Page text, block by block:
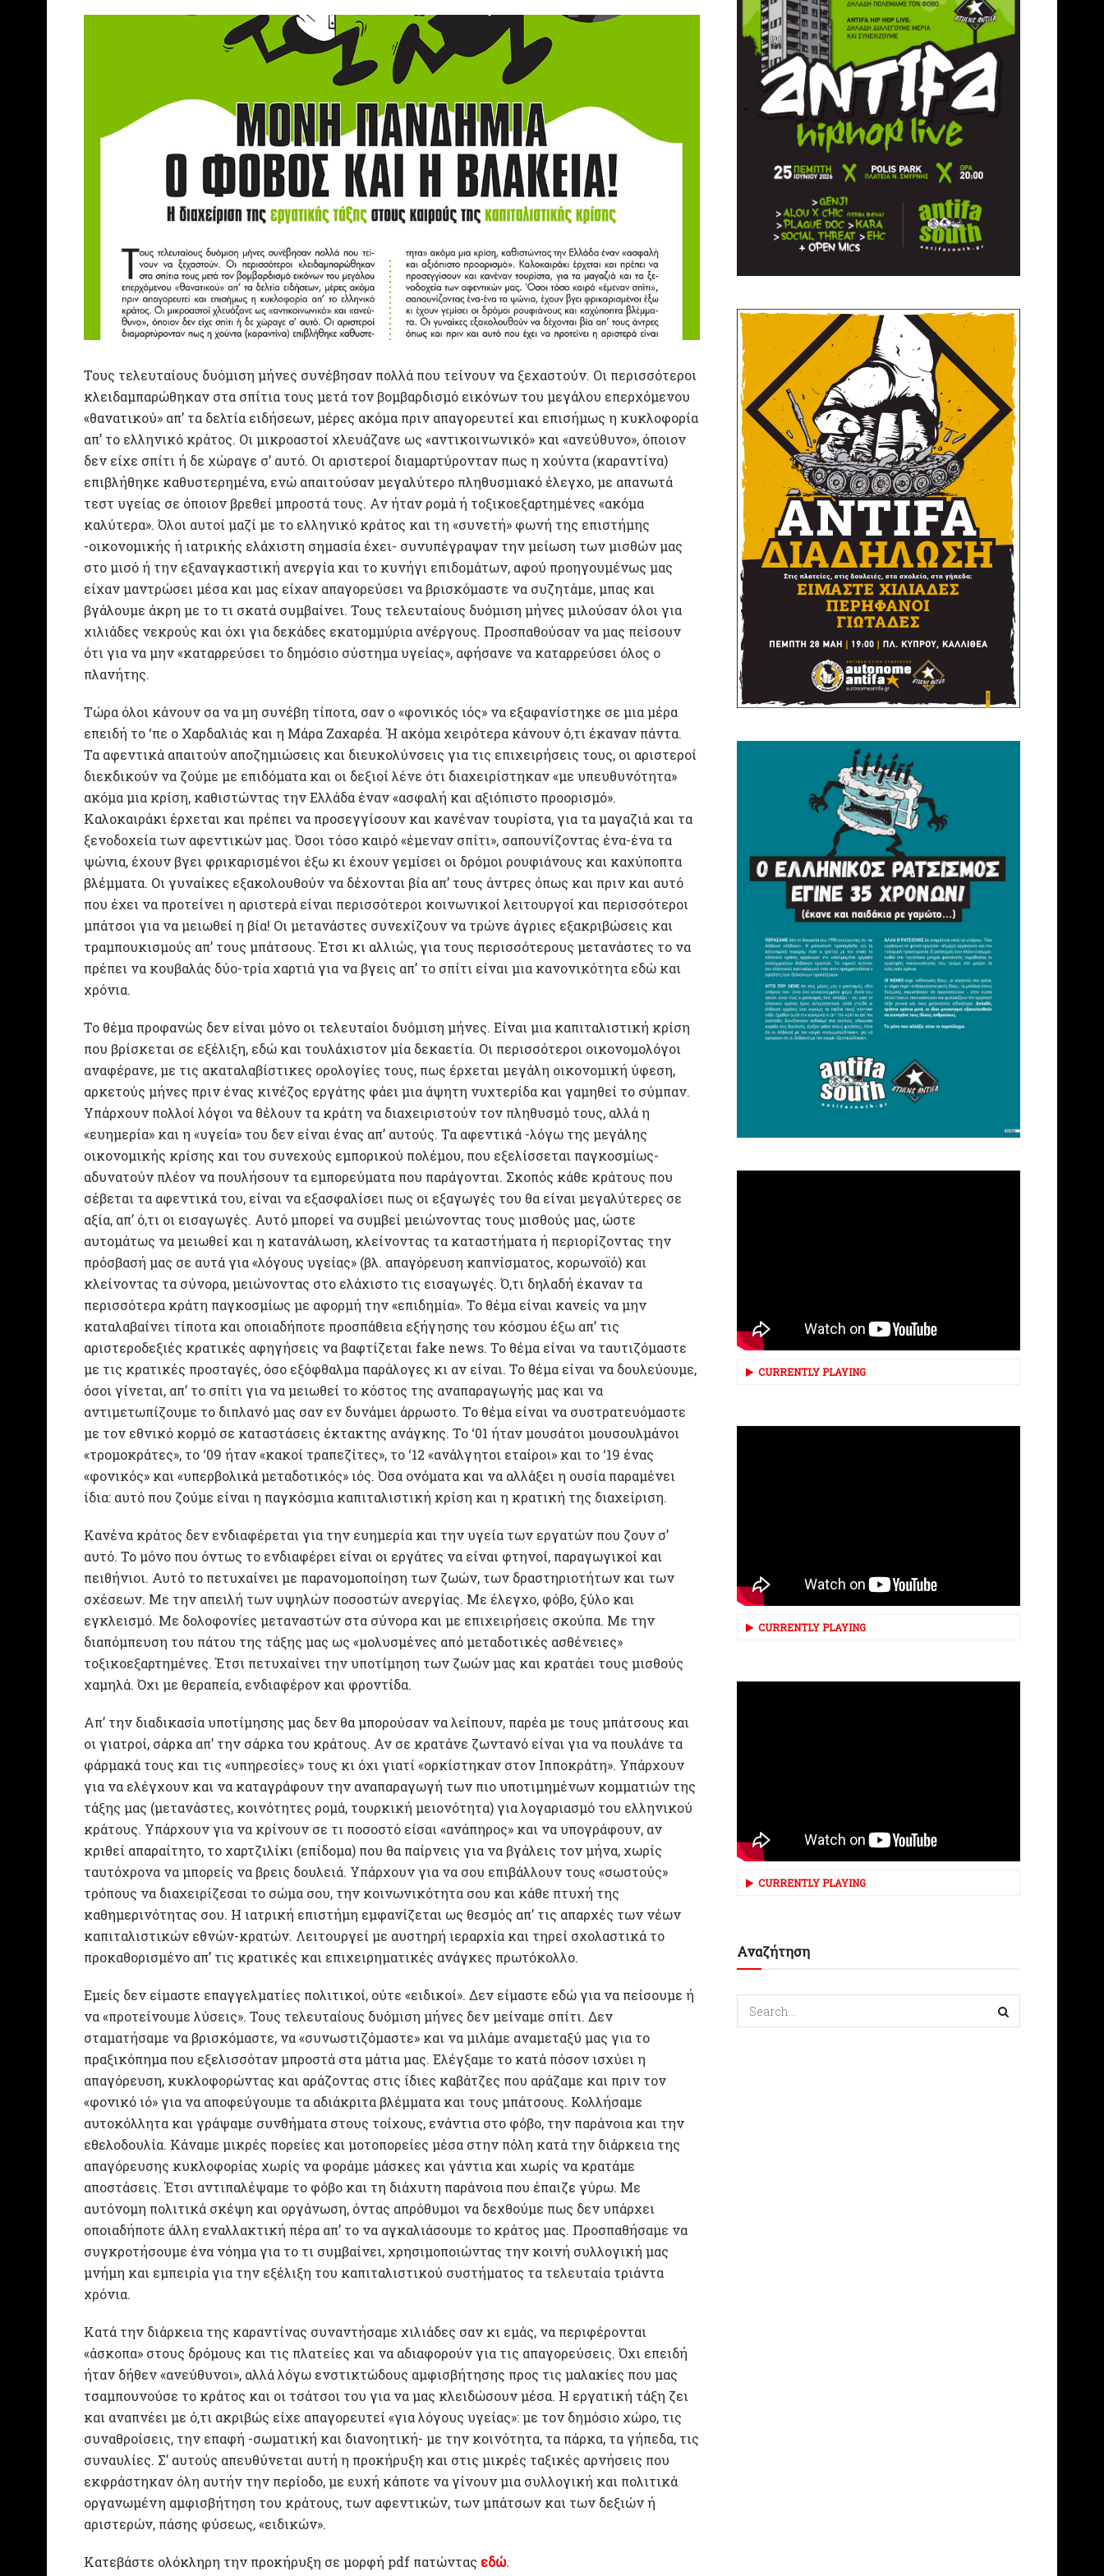
Τους τελευταίους δυόμιση μήνες συνέβησαν πολλά που τείνουν να ξεχαστούν. Οι περισσότεροι
κλειδαμπαρώθηκαν στα σπίτια τους μετά τον βομβαρδισμό εικόνων του μεγάλου επερχόμενου
«θανατικού» απ’ τα δελτία ειδήσεων, μέρες ακόμα πριν απαγορευτεί και επισήμως η κυκλοφορία
απ’ το ελληνικό κράτος. Οι μικροαστοί χλευάζανε ως «αντικοινωνικό» και «ανεύθυνο», όποιον
δεν είχε σπίτι ή δε χώραγε σ’ αυτό. Οι αριστεροί διαμαρτύρονταν πως η χούντα (καραντίνα)
επιβλήθηκε καθυστερημένα, ενώ απαιτούσαν μεγαλύτερο πληθυσμιακό έλεγχο, με απανωτά
τεστ υγείας σε όποιον βρεθεί μπροστά τους. Αν ήταν ρομά ή τοξικοεξαρτημένες «ακόμα
καλύτερα». Όλοι αυτοί μαζί με το ελληνικό κράτος και τη «συνετή» φωνή της επιστήμης
-οικονομικής ή ιατρικής ελάχιστη σημασία έχει- συνυπέγραψαν την μείωση των μισθών μας
στο μισό ή την εξαναγκαστική ανεργία και το κυνήγι επιδομάτων, αφού προηγουμένως μας
είχαν μαντρώσει μέσα και μας είχαν απαγορεύσει να βρισκόμαστε να συζητάμε, μπας και
βγάλουμε άκρη με το τι σκατά συμβαίνει. Τους τελευταίους δυόμιση μήνες μιλούσαν όλοι για
χιλιάδες νεκρούς και όχι για δεκάδες εκατομμύρια ανέργους. Προσπαθούσαν να μας πείσουν
ότι για να μην «καταρρεύσει το δημόσιο σύστημα υγείας», αφήσανε να καταρρεύσει όλος ο
πλανήτης.
Τώρα όλοι κάνουν σα να μη συνέβη τίποτα, σαν ο «φονικός ιός» να εξαφανίστηκε σε μια μέρα
επειδή το ‘πε ο Χαρδαλιάς και η Μάρα Ζαχαρέα. Ή ακόμα χειρότερα κάνουν ό,τι έκαναν πάντα.
Τα αφεντικά απαιτούν αποζημιώσεις και διευκολύνσεις για τις επιχειρήσεις τους, οι αριστεροί
διεκδικούν να ζούμε με επιδόματα και οι δεξιοί λένε ότι διαχειρίστηκαν «με υπευθυνότητα»
ακόμα μια κρίση, καθιστώντας την Ελλάδα έναν «ασφαλή και αξιόπιστο προορισμό».
Καλοκαιράκι έρχεται και πρέπει να προσεγγίσουν και κανέναν τουρίστα, για τα μαγαζιά και τα
ξενοδοχεία των αφεντικών μας. Όσοι τόσο καιρό «έμεναν σπίτι», σαπουνίζοντας ένα-ένα τα
ψώνια, έχουν βγει φρικαρισμένοι έξω κι έχουν γεμίσει οι δρόμοι ρουφιάνους και καχύποπτα
βλέμματα. Οι γυναίκες εξακολουθούν να δέχονται βία απ’ τους άντρες όπως και πριν και αυτό
που έχει να προτείνει η αριστερά είναι περισσότεροι κοινωνικοί λειτουργοί και περισσότεροι
μπάτσοι για να μειωθεί η βία! Οι μετανάστες συνεχίζουν να τρώνε άγριες εξακριβώσεις και
τραμπουκισμούς απ’ τους μπάτσους. Έτσι κι αλλιώς, για τους περισσότερους μετανάστες το να
πρέπει να κουβαλάς δύο-τρία χαρτιά για να βγεις απ’ το σπίτι είναι μια κανονικότητα εδώ και
χρόνια.
Το θέμα προφανώς δεν είναι μόνο οι τελευταίοι δυόμιση μήνες. Είναι μια καπιταλιστική κρίση
που βρίσκεται σε εξέλιξη, εδώ και τουλάχιστον μία δεκαετία. Οι περισσότεροι οικονομολόγοι
αναφέρανε, με τις ακαταλαβίστικες ορολογίες τους, πως έρχεται μεγάλη οικονομική ύφεση,
αρκετούς μήνες πριν ένας κινέζος εργάτης φάει μια άψητη νυχτερίδα και γαμηθεί το σύμπαν.
Υπάρχουν πολλοί λόγοι να θέλουν τα κράτη να διαχειριστούν τον πληθυσμό τους, αλλά η
«ευημερία» και η «υγεία» του δεν είναι ένας απ’ αυτούς. Τα αφεντικά -λόγω της μεγάλης
οικονομικής κρίσης και του συνεχούς εμπορικού πολέμου, που εξελίσσεται παγκοσμίως-
αδυνατούν πλέον να πουλήσουν τα εμπορεύματα που παράγονται. Σκοπός κάθε κράτους που
σέβεται τα αφεντικά του, είναι να εξασφαλίσει πως οι εξαγωγές του θα είναι μεγαλύτερες σε
αξία, απ’ ό,τι οι εισαγωγές. Αυτό μπορεί να συμβεί μειώνοντας τους μισθούς μας, ώστε
αυτομάτως να μειωθεί και η κατανάλωση, κλείνοντας τα καταστήματα ή περιορίζοντας την
πρόσβασή μας σε αυτά για «λόγους υγείας» (βλ. απαγόρευση καπνίσματος, κορωνοϊό) και
κλείνοντας τα σύνορα, μειώνοντας στο ελάχιστο τις εισαγωγές. Ό,τι δηλαδή έκαναν τα
περισσότερα κράτη παγκοσμίως με αφορμή την «επιδημία». Το θέμα είναι κανείς να μην
καταλαβαίνει τίποτα και οποιαδήποτε προσπάθεια εξήγησης του κόσμου έξω απ’ τις
αριστεροδεξιές κρατικές αφηγήσεις να βαφτίζεται fake news. Το θέμα είναι να ταυτιζόμαστε
με τις κρατικές προσταγές, όσο εξόφθαλμα παράλογες κι αν είναι. Το θέμα είναι να δουλεύουμε,
όσοι γίνεται, απ’ το σπίτι για να μειωθεί το κόστος της αναπαραγωγής μας και να
αντιμετωπίζουμε το διπλανό μας σαν εν δυνάμει άρρωστο. Το θέμα είναι να συστρατευόμαστε
με τον εθνικό κορμό σε καταστάσεις έκτακτης ανάγκης. Το ‘01 ήταν μουσάτοι μουσουλμάνοι
«τρομοκράτες», το ‘09 ήταν «κακοί τραπεζίτες», το ‘12 «ανάλγητοι εταίροι» και το ‘19 ένας
«φονικός» και «υπερβολικά μεταδοτικός» ιός. Όσα ονόματα και να αλλάξει η ουσία παραμένει
ίδια: αυτό που ζούμε είναι η παγκόσμια καπιταλιστική κρίση και η κρατική της διαχείριση.
Κανένα κράτος δεν ενδιαφέρεται για την ευημερία και την υγεία των εργατών που ζουν σ’
αυτό. Το μόνο που όντως το ενδιαφέρει είναι οι εργάτες να είναι φτηνοί, παραγωγικοί και
πειθήνιοι. Αυτό το πετυχαίνει με παρανομοποίηση των ζωών, των δραστηριοτήτων και των
σχέσεων. Με την απειλή των υψηλών ποσοστών ανεργίας. Με έλεγχο, φόβο, ξύλο και
εγκλεισμό. Με δολοφονίες μεταναστών στα σύνορα και με επιχειρήσεις σκούπα. Με την
διαπόμπευση του πάτου της τάξης μας ως «μολυσμένες από μεταδοτικές ασθένειες»
τοξικοεξαρτημένες. Έτσι πετυχαίνει την υποτίμηση των ζωών μας και κρατάει τους μισθούς
χαμηλά. Όχι με θεραπεία, ενδιαφέρον και φροντίδα.
Απ’ την διαδικασία υποτίμησης μας δεν θα μπορούσαν να λείπουν, παρέα με τους μπάτσους και
οι γιατροί, σάρκα απ’ την σάρκα του κράτους. Αν σε κρατάνε ζωντανό είναι για να πουλάνε τα
φάρμακά τους και τις «υπηρεσίες» τους κι όχι γιατί «ορκίστηκαν στον Ιπποκράτη». Υπάρχουν
για να ελέγχουν και να καταγράφουν την αναπαραγωγή των πιο υποτιμημένων κομματιών της
τάξης μας (μετανάστες, κοινότητες ρομά, τουρκική μειονότητα) για λογαριασμό του ελληνικού
κράτους. Υπάρχουν για να κρίνουν σε τι ποσοστό είσαι «ανάπηρος» και να υπογράφουν, αν
κριθεί απαραίτητο, το χαρτζιλίκι (επίδομα) που θα παίρνεις για να βγάλεις τον μήνα, χωρίς
ταυτόχρονα να μπορείς να βρεις δουλειά. Υπάρχουν για να σου επιβάλλουν τους «σωστούς»
τρόπους να διαχειρίζεσαι το σώμα σου, την κοινωνικότητα σου και κάθε πτυχή της
καθημερινότητας σου. Η ιατρική επιστήμη εμφανίζεται ως θεσμός απ’ τις απαρχές των νέων
καπιταλιστικών εθνών-κρατών. Λειτουργεί με αυστηρή ιεραρχία και τηρεί σχολαστικά το
προκαθορισμένο απ’ τις κρατικές και επιχειρηματικές ανάγκες πρωτόκολλο.
Εμείς δεν είμαστε επαγγελματίες πολιτικοί, ούτε «ειδικοί». Δεν είμαστε εδώ για να πείσουμε ή
να «προτείνουμε λύσεις». Τους τελευταίους δυόμιση μήνες δεν μείναμε σπίτι. Δεν
σταματήσαμε να βρισκόμαστε, να «συνωστιζόμαστε» και να μιλάμε αναμεταξύ μας για το
πραξικόπημα που εξελισσόταν μπροστά στα μάτια μας. Ελέγξαμε το κατά πόσον ισχύει η
απαγόρευση, κυκλοφορώντας και αράζοντας στις ίδιες καβάτζες που αράζαμε και πριν τον
«φονικό ιό» για να αποφεύγουμε τα αδιάκριτα βλέμματα και τους μπάτσους. Κολλήσαμε
αυτοκόλλητα και γράψαμε συνθήματα στους τοίχους, ενάντια στο φόβο, την παράνοια και την
εθελοδουλία. Κάναμε μικρές πορείες και μοτοπορείες μέσα στην πόλη κατά την διάρκεια της
απαγόρευσης κυκλοφορίας χωρίς να φοράμε μάσκες και γάντια και χωρίς να κρατάμε
αποστάσεις. Έτσι αντιπαλέψαμε το φόβο και τη διάχυτη παράνοια που έπαιζε γύρω. Με
αυτόνομη πολιτικά σκέψη και οργάνωση, όντας απρόθυμοι να δεχθούμε πως δεν υπάρχει
οποιαδήποτε άλλη εναλλακτική πέρα απ’ το να αγκαλιάσουμε το κράτος μας. Προσπαθήσαμε να
συγκροτήσουμε ένα νόημα για το τι συμβαίνει, χρησιμοποιώντας την κοινή συλλογική μας
μνήμη και εμπειρία για την εξέλιξη του καπιταλιστικού συστήματος τα τελευταία τριάντα
χρόνια.
Κατά την διάρκεια της καραντίνας συναντήσαμε χιλιάδες σαν κι εμάς, να περιφέρονται
«άσκοπα» στους δρόμους και τις πλατείες και να αδιαφορούν για τις απαγορεύσεις. Όχι επειδή
ήταν δήθεν «ανεύθυνοι», αλλά λόγω ενστικτώδους αμφισβήτησης προς τις μαλακίες που μας
τσαμπουνούσε το κράτος και οι τσάτσοι του για να μας κλειδώσουν μέσα. Η εργατική τάξη ζει
και αναπνέει με ό,τι ακριβώς είχε απαγορευτεί «για λόγους υγείας»: με τον δημόσιο χώρο, τις
συναθροίσεις, την επαφή -σωματική και διανοητική- με την κοινότητα, τα πάρκα, τα γήπεδα, τις
συναυλίες. Σ’ αυτούς απευθύνεται αυτή η προκήρυξη και στις μικρές ταξικές αρνήσεις που
εκφράστηκαν όλη αυτήν την περίοδο, με ευχή κάποτε να γίνουν μια συλλογική και πολιτικά
οργανωμένη αμφισβήτηση του κράτους, των αφεντικών, των μπάτσων και των δεξιών ή
αριστερών, πάσης φύσεως, «ειδικών».
Κατεβάστε ολόκληρη την προκήρυξη σε μορφή pdf πατώντας εδώ.
CURRENTLY PLAYING
CURRENTLY PLAYING
CURRENTLY PLAYING
Αναζήτηση